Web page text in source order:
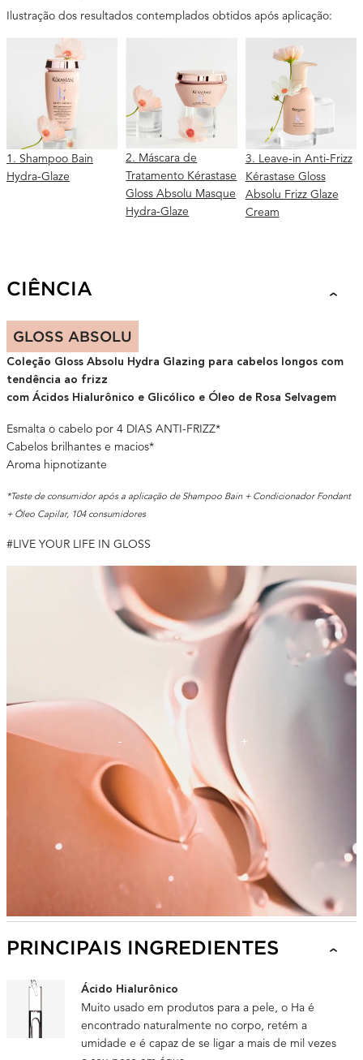
Ilustração dos resultados contemplados obtidos após aplicação:
1. Shampoo Bain
Hydra-Glaze
2. Máscara de
Tratamento Kérastase
Gloss Absolu Masque
Hydra-Glaze
3. Leave-in Anti-Frizz
Kérastase Gloss
Absolu Frizz Glaze
Cream
CIÊNCIA
GLOSS ABSOLU
Coleção Gloss Absolu Hydra Glazing para cabelos longos com
tendência ao frizz
com Ácidos Hialurônico e Glicólico e Óleo de Rosa Selvagem
Esmalta o cabelo por 4 DIAS ANTI-FRIZZ*
Cabelos brilhantes e macios*
Aroma hipnotizante
*Teste de consumidor após a aplicação de Shampoo Bain + Condicionador Fondant
+ Óleo Capilar, 104 consumidores
#LIVE YOUR LIFE IN GLOSS
PRINCIPAIS INGREDIENTES
Ácido Hialurônico
Muito usado em produtos para a pele, o Ha é
encontrado naturalmente no corpo, retém a
umidade e é capaz de se ligar a mais de mil vezes